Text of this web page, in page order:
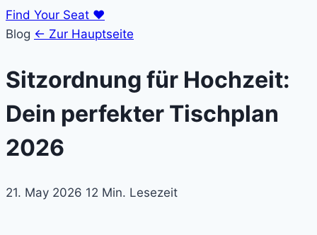
Find Your Seat ♥
Blog ← Zur Hauptseite
Sitzordnung für Hochzeit:
Dein perfekter Tischplan
2026
21. May 2026 12 Min. Lesezeit